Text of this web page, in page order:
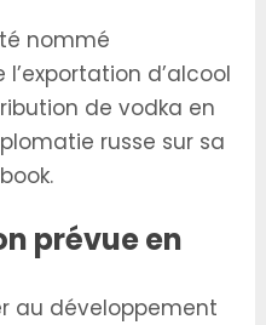
nommé
d’alcool
de vodka en
russe sur sa
prévue en
au développement